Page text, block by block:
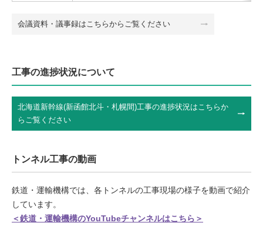
会議資料・議事録はこちらからご覧ください
工事の進捗状況について
北海道新幹線(新函館北斗・札幌間)工事の進捗状況はこちらか
らご覧ください
トンネル工事の動画
鉄道・運輸機構では、各トンネルの工事現場の様子を動画で紹介
しています。
＜鉄道・運輸機構のYouTubeチャンネルはこちら＞